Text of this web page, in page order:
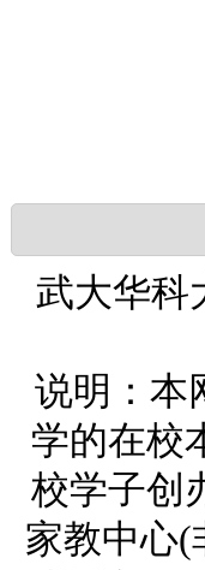
武大华科
说明：本
学的在校
校学子创
家教中心(